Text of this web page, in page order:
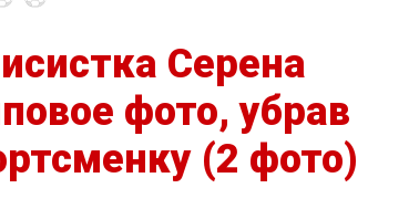
Серена
фото, убрав
(2 фото)